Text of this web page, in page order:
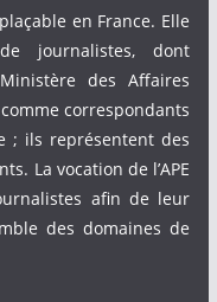
en France. Elle
journalistes, dont
des Affaires
correspondants
; ils représentent des
La vocation de l’APE
afin de leur
des domaines de